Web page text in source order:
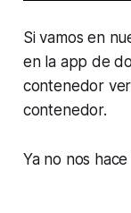
Si vamos en
en la app de
contenedor
contenedor.
Ya no nos